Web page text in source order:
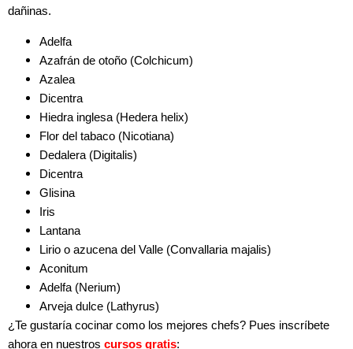
dañinas.
Adelfa
Azafrán de otoño (Colchicum)
Azalea
Dicentra
Hiedra inglesa (Hedera helix)
Flor del tabaco (Nicotiana)
Dedalera (Digitalis)
Dicentra
Glisina
Iris
Lantana
Lirio o azucena del Valle (Convallaria majalis)
Aconitum
Adelfa (Nerium)
Arveja dulce (Lathyrus)
¿Te gustaría cocinar como los mejores chefs? Pues inscríbete
ahora en nuestros cursos gratis: